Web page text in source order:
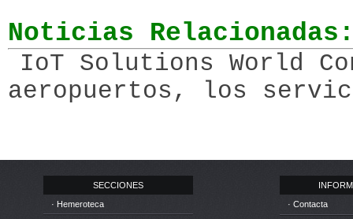
Noticias
IoT Solutions World
aeropuertos, los
SECCIONES
· Hemeroteca
· Contacta